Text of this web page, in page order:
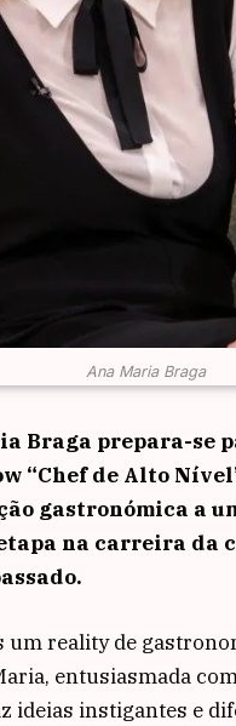
Ana Maria Braga
Braga prepara-se
“Chef de Alto
gastronómica a
na carreira da
um reality de
entusiasmada
ideias instigantes e